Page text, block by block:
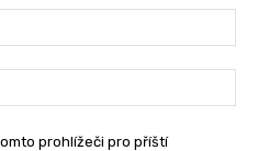
prohlížeči pro příští